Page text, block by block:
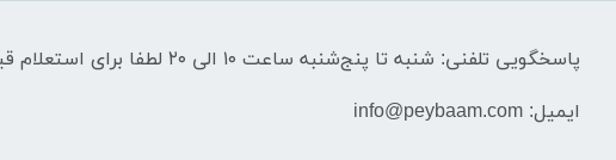
پاسخگویی تلفنی: شنبه تا پنج‌شنبه ساعت ۱۰ الی ۲۰ لطفا برای استعلام قیمت‌ و موجودی تماس نگیرید.
ایمیل: info@peybaam.com